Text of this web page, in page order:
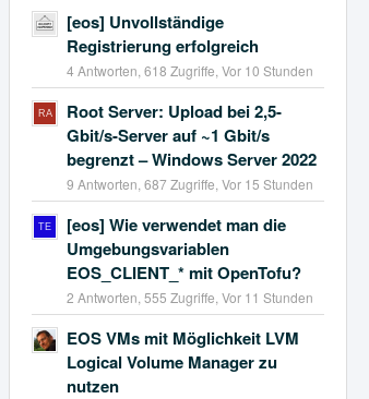
[eos] Unvollständige
Registrierung erfolgreich
4 Antworten, 618 Zugriffe, Vor 10 Stunden
Root Server: Upload bei 2,5-
Gbit/s-Server auf ~1 Gbit/s
begrenzt – Windows Server 2022
9 Antworten, 687 Zugriffe, Vor 15 Stunden
[eos] Wie verwendet man die
Umgebungsvariablen
EOS_CLIENT_* mit OpenTofu?
2 Antworten, 555 Zugriffe, Vor 11 Stunden
EOS VMs mit Möglichkeit LVM
Logical Volume Manager zu
nutzen